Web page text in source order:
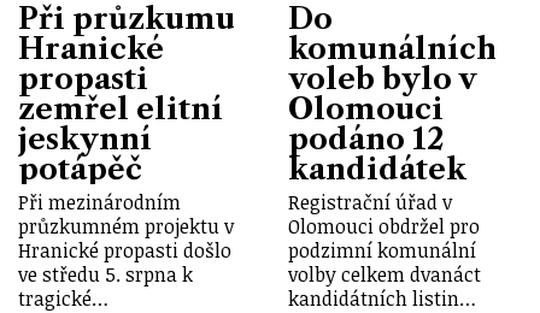
Při průzkumu
Hranické
propasti
zemřel elitní
jeskynní
potápěč
Při mezinárodním
průzkumném projektu v
Hranické propasti došlo
ve středu 5. srpna k
tragické…
Do
komunálních
voleb bylo v
Olomouci
podáno 12
kandidátek
Registrační úřad v
Olomouci obdržel pro
podzimní komunální
volby celkem dvanáct
kandidátních listin…